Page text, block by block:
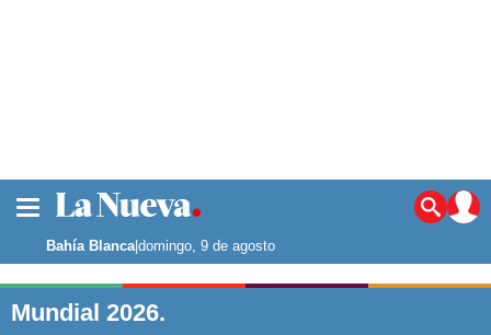
Noticias
La ciudad
Punta Alta
Bahía Blanca|domingo, 9 de agosto
Mundial 2026.